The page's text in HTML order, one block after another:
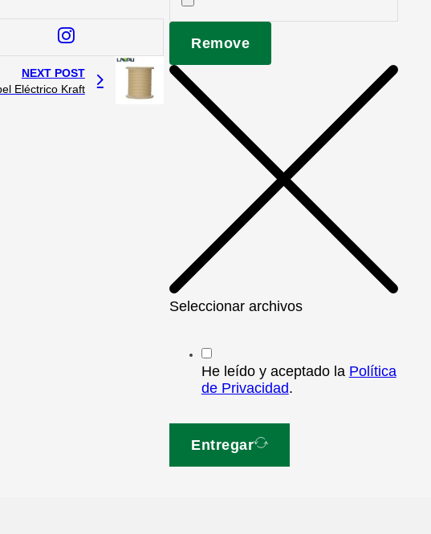
NEXT POST
Eléctrico Kraft
Remove
Seleccionar archivos
He leído y aceptado la Política
de Privacidad.
Entregar